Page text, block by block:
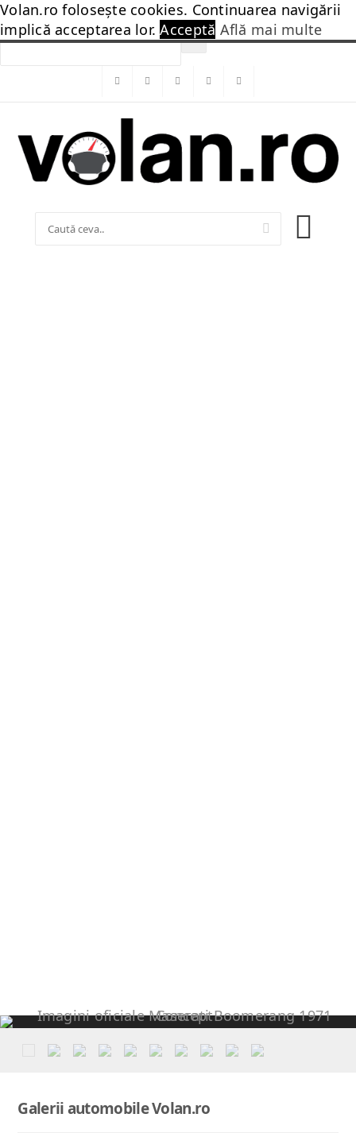
Sendigo
Galerii automobile Volan.ro
Volan.ro folosește cookies. Continuarea navigării
implică acceptarea lor.Acceptă Află mai multe